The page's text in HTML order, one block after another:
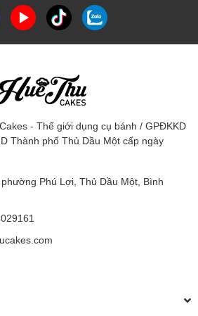
- Thế giới dụng cụ bánh / GPĐKKD
Thành phố Thủ Dầu Một cấp ngày
Phú Lợi, Thủ Dầu Một, Bình